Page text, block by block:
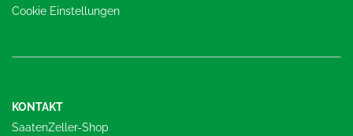
Cookie Einstellungen
KONTAKT
SaatenZeller-Shop